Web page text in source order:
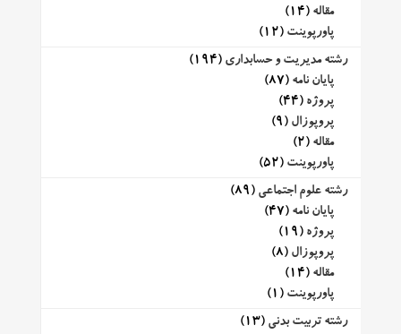
مقاله (14)
پاورپوینت (12)
رشته مدیریت و حسابداری (194)
پایان نامه (87)
پروژه (44)
پروپوزال (9)
مقاله (2)
پاورپوینت (52)
رشته علوم اجتماعی (89)
پایان نامه (47)
پروژه (19)
پروپوزال (8)
مقاله (14)
پاورپوینت (1)
رشته تربیت بدنی (13)